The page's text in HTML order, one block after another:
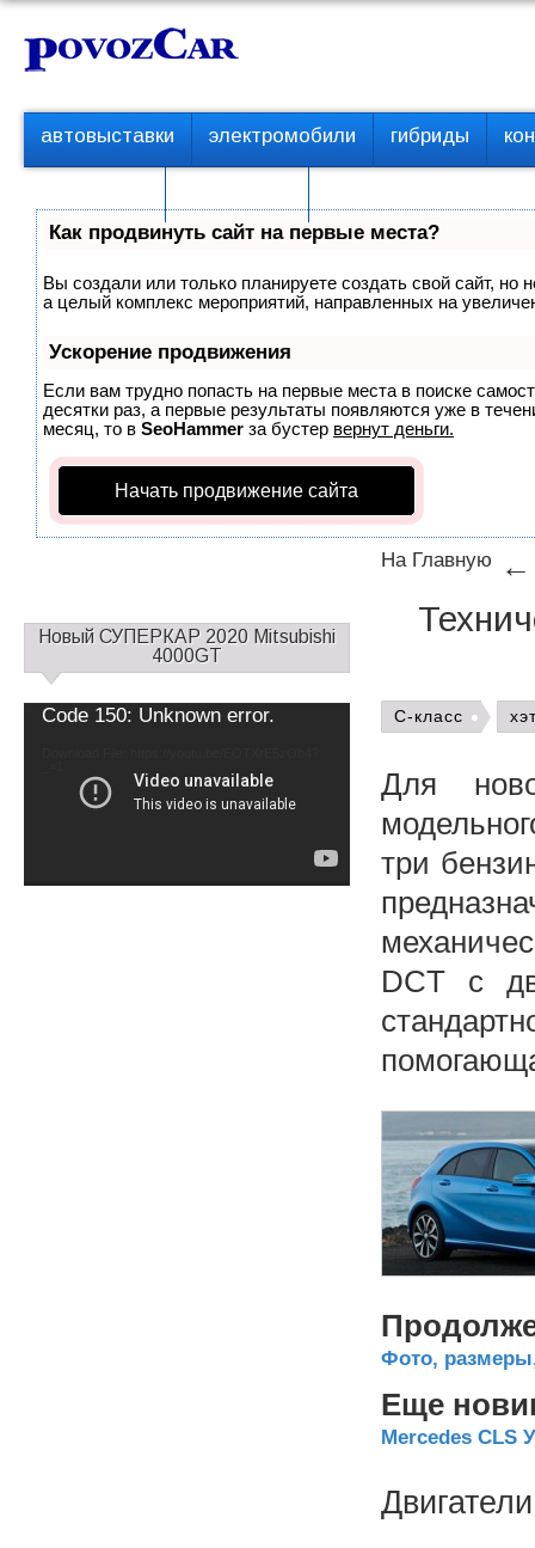
Перейти
контенту
р
о
е
м
е
ю
автовыставки электромобили гибриды
Как продвинуть сайт на первые места?
Вы создали или только планируете создать свой сайт, но
а целый комплекс мероприятий, направленных на
Ускорение продвижения
Если вам трудно попасть на первые места в поиске
десятки раз, а первые результаты появляются уже в
месяц, то в SeoHammer за бустер вернут деньги.
Начать продвижение сайта
На Главную
C-класс
Для
три
DCT с
Фото,
Еще
Mercedes CLS
Двигатели
С
д
Новый СУПЕРКАР 2020 Mitsubishi
4000GT
Video
Code 150: Unknown error.